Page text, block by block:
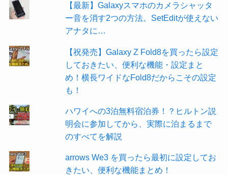
【最新】Galaxyスマホのカメラシャッタ
ー音を消す2つの方法。SetEditが使えない
アナタに…
【祝発売】Galaxy Z Fold8を買ったら設定
しておきたい、便利な機能・設定まと
め！横長ワイドなFold8だからこその設定
も！
ハワイへの3泊無料宿泊券！？ヒルトン説
明会に参加してから、実際に泊まるまで
のすべてを解説
arrows We3 を買ったら最初に設定してお
きたい、便利な機能まとめ！